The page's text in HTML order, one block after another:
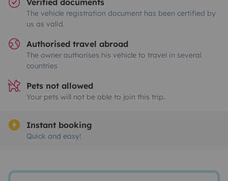
Verified documents
The vehicle registration document has been certified by
us as valid.
Authorised travel abroad
The owner authorises his vehicle to travel in several
countries
Pets not allowed
Your pets will not be able to join this trip.
Instant booking
Quick and easy!